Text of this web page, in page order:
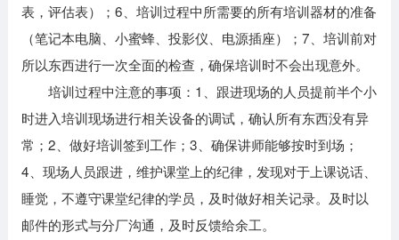
表，评估表）；6、培训过程中所需要的所有培训器材的准备
（笔记本电脑、小蜜蜂、投影仪、电源插座）；7、培训前对
所以东西进行一次全面的检查，确保培训时不会出现意外。
培训过程中注意的事项：1、跟进现场的人员提前半个小
时进入培训现场进行相关设备的调试，确认所有东西没有异
常；2、做好培训签到工作；3、确保讲师能够按时到场；
4、现场人员跟进，维护课堂上的纪律，发现对于上课说话、
睡觉，不遵守课堂纪律的学员，及时做好相关记录。及时以
邮件的形式与分厂沟通，及时反馈给余工。